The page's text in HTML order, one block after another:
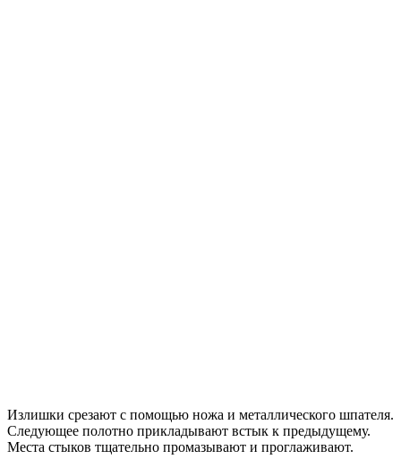
Излишки срезают с помощью ножа и металлического шпателя.
Следующее полотно прикладывают встык к предыдущему.
Места стыков тщательно промазывают и проглаживают.